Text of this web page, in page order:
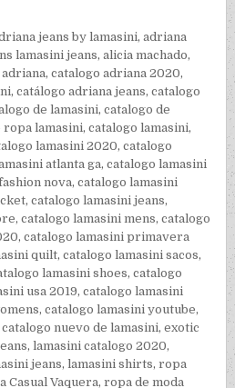
jeans by lamasini,adriana
lamasini jeans,alicia machado,
,catalogo adriana 2020,
,catálogo adriana jeans,catalogo
de lamasini,catalogo de
ropa lamasini,catalogo lamasini,
lamasini 2020,catalogo
atlanta ga,catalogo lamasini
nova,catalogo lamasini
,catalogo lamasini jeans,
,catalogo lamasini mens,catalogo
,catalogo lamasini primavera
quilt,catalogo lamasini sacos,
lamasini shoes,catalogo
usa 2019,catalogo lamasini
,catalogo lamasini youtube,
catalogo nuevo de lamasini,exotic
,lamasini catalogo 2020,
jeans,lamasini shirts,ropa
Casual Vaquera,ropa de moda